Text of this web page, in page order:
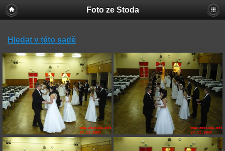
Foto ze Stoda
Hledat v této sadě